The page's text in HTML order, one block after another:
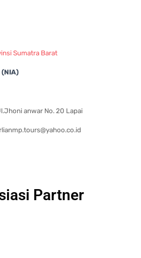
Sumatra Barat
anwar No. 20 Lapai
Partner